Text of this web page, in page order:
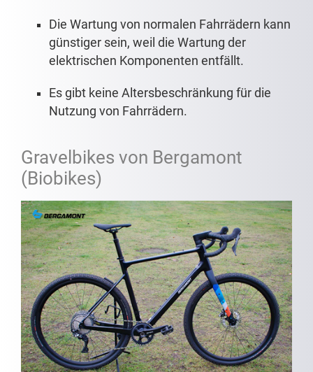
Die Wartung von normalen Fahrrädern kann
günstiger sein, weil die Wartung der
elektrischen Komponenten entfällt.
Es gibt keine Altersbeschränkung für die
Nutzung von Fahrrädern.
Gravelbikes von Bergamont
(Biobikes)